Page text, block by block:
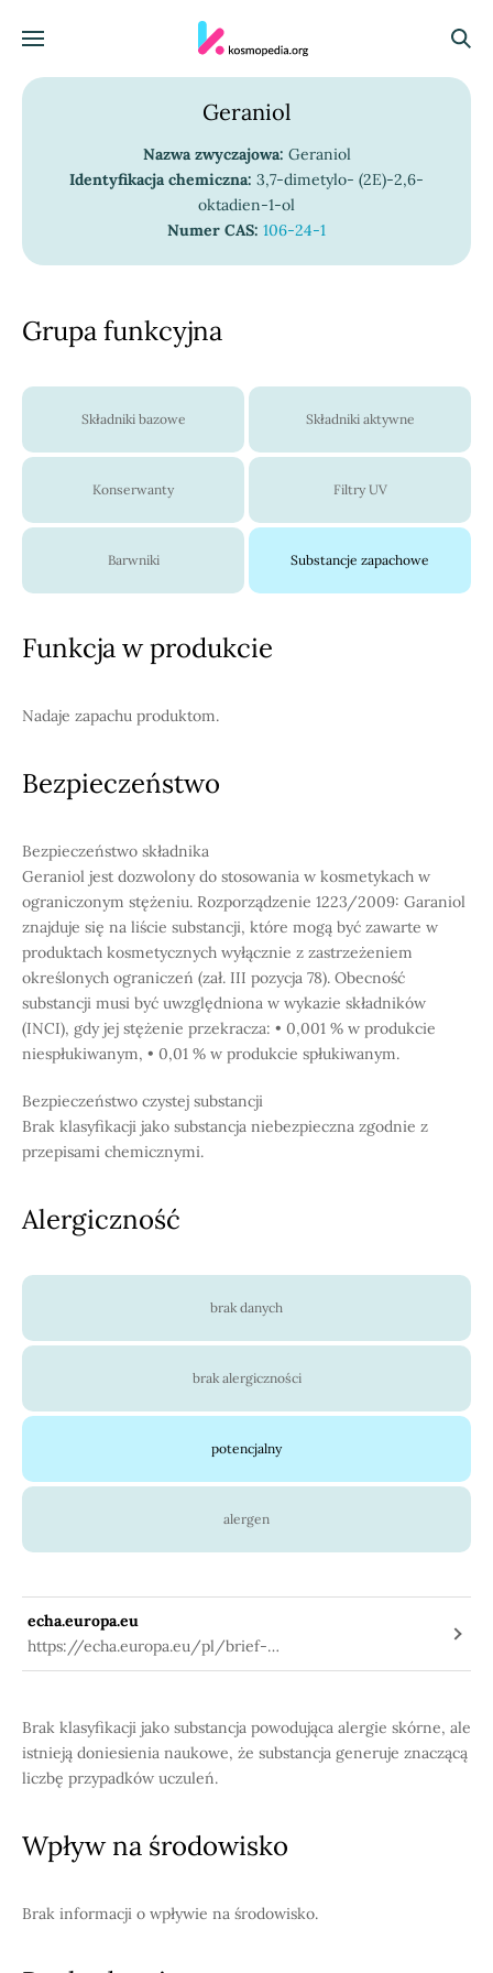
Menu
Geraniol
Nazwa zwyczajowa: Geraniol
Identyfikacja chemiczna: 3,7-dimetylo- (2E)-2,6-
oktadien-1-ol
Numer CAS: 106-24-1
Grupa funkcyjna
Składniki bazowe Składniki aktywne
Konserwanty Filtry UV
Barwniki Substancje zapachowe
Funkcja w produkcie
Nadaje zapachu produktom.
Bezpieczeństwo
Bezpieczeństwo składnika
Geraniol jest dozwolony do stosowania w kosmetykach w
ograniczonym stężeniu. Rozporządzenie 1223/2009: Garaniol
znajduje się na liście substancji, które mogą być zawarte w
produktach kosmetycznych wyłącznie z zastrzeżeniem
określonych ograniczeń (zał. III pozycja 78). Obecność
substancji musi być uwzględniona w wykazie składników
(INCI), gdy jej stężenie przekracza: • 0,001 % w produkcie
niespłukiwanym, • 0,01 % w produkcie spłukiwanym.
Bezpieczeństwo czystej substancji
Brak klasyfikacji jako substancja niebezpieczna zgodnie z
przepisami chemicznymi.
Alergiczność
brak danych
brak alergiczności
potencjalny
alergen
echa.europa.eu
https://echa.europa.eu/pl/brief-
profile/-/briefprofile/100.003.071
Brak klasyfikacji jako substancja powodująca alergie skórne, ale
istnieją doniesienia naukowe, że substancja generuje znaczącą
liczbę przypadków uczuleń.
Wpływ na środowisko
Brak informacji o wpływie na środowisko.